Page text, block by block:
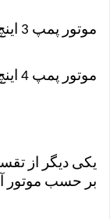
موتور پمپ 3 اینچ
موتور پمپ 4 اینچ
یکی دیگر از
بر حسب موتور